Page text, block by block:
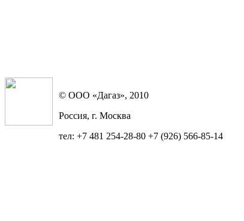
© ООО «Дагаз», 2010
Россия, г. Москва
тел: +7 481 254-28-80 +7 (926) 566-85-14